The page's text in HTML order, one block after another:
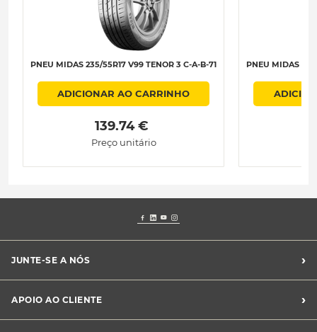
PNEU MIDAS 235/55R17 V99 TENOR 3 C-A-B-71
ADICIONAR AO CARRINHO
139.74 €
Preço unitário
PNEU MIDAS
JUNTE-SE A NÓS ›
Franchising Midas
APOIO AO CLIENTE ›